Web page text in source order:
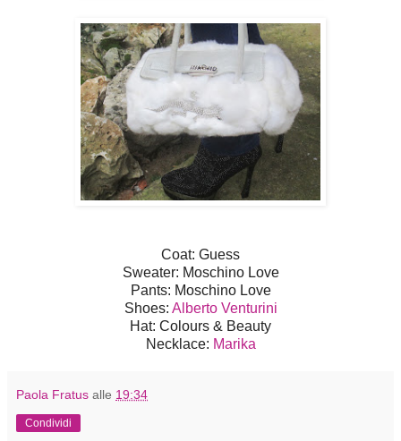
Coat: Guess
Sweater: Moschino Love
Pants: Moschino Love
Shoes: Alberto Venturini
Hat: Colours & Beauty
Necklace: Marika
Paola Fratus alle 19:34
Condividi